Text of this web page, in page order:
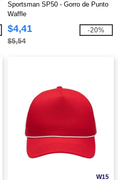
Sportsman SP50 - Gorro de Punto
Waffle
$4,41
$5,54
-20%
W15